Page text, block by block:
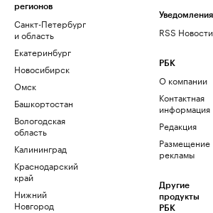
регионов
Санкт-Петербург
и область
Екатеринбург
Новосибирск
Омск
Башкортостан
Вологодская
область
Калининград
Краснодарский
край
Нижний
Новгород
Уведомления
RSS Новости
РБК
О компании
Контактная
информация
Редакция
Размещение
рекламы
Другие
продукты
РБК